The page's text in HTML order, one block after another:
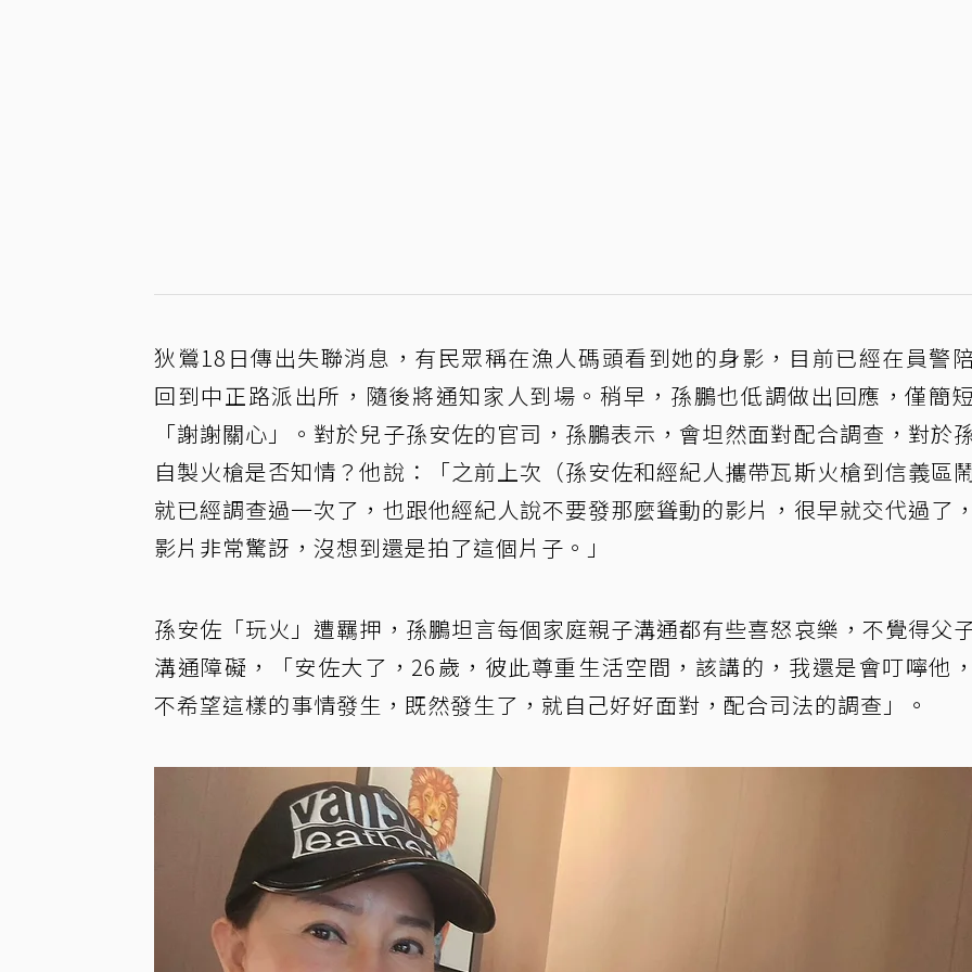
狄鶯18日傳出失聯消息，有民眾稱在漁人碼頭看到她的身影，目前已經在員警
回到中正路派出所，隨後將通知家人到場。稍早，孫鵬也低調做出回應，僅簡
「謝謝關心」。對於兒子孫安佐的官司，孫鵬表示，會坦然面對配合調查，對於
自製火槍是否知情？他說：「之前上次（孫安佐和經紀人攜帶瓦斯火槍到信義區鬧
就已經調查過一次了，也跟他經紀人說不要發那麼聳動的影片，很早就交代過了
影片非常驚訝，沒想到還是拍了這個片子。」
孫安佐「玩火」遭羈押，孫鵬坦言每個家庭親子溝通都有些喜怒哀樂，不覺得父
溝通障礙，「安佐大了，26歲，彼此尊重生活空間，該講的，我還是會叮嚀他
不希望這樣的事情發生，既然發生了，就自己好好面對，配合司法的調查」。